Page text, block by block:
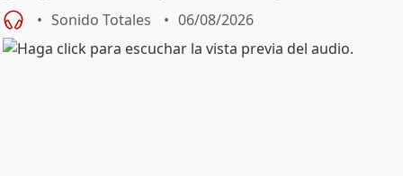
Sonido Totales 06/08/2026